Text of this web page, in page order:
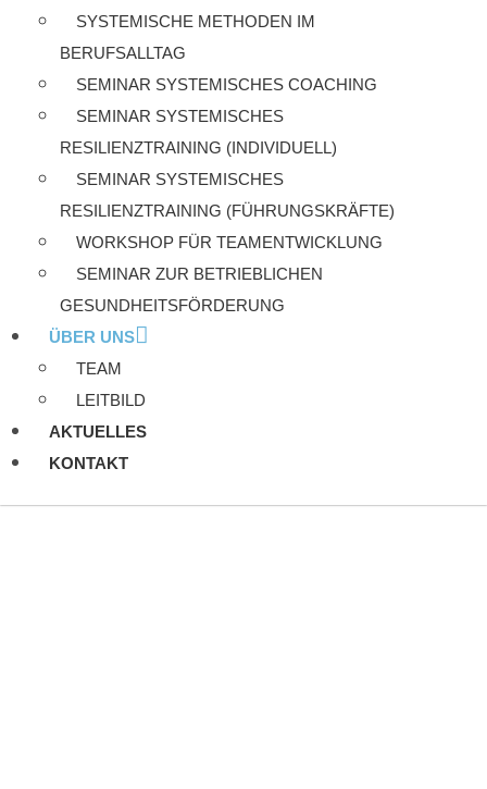
SYSTEMISCHE METHODEN IM
BERUFSALLTAG
SEMINAR SYSTEMISCHES COACHING
SEMINAR SYSTEMISCHES
RESILIENZTRAINING (INDIVIDUELL)
SEMINAR SYSTEMISCHES
RESILIENZTRAINING (FÜHRUNGSKRÄFTE)
WORKSHOP FÜR TEAMENTWICKLUNG
SEMINAR ZUR BETRIEBLICHEN
GESUNDHEITSFÖRDERUNG
ÜBER UNS
TEAM
LEITBILD
AKTUELLES
KONTAKT